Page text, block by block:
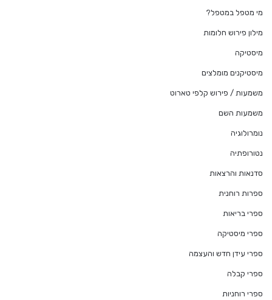
מי מטפל במטפל?
מילון פירוש חלומות
מיסטיקה
מיסטיקנים מומלצים
משמעות / פירוש קלפי טארוט
משמעות השם
נומרולוגיה
נטורופתיה
סדנאות והרצאות
ספרות רוחנית
ספרי בריאות
ספרי מיסטיקה
ספרי עידן חדש והעצמה
ספרי קבלה
ספרי רוחניות